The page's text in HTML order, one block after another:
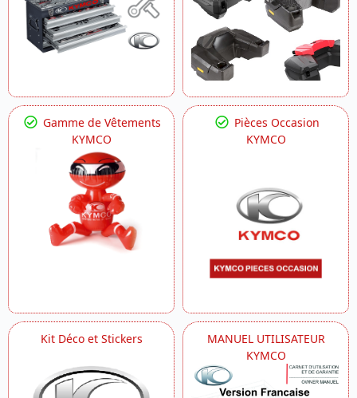
Gamme de Vêtements
KYMCO
Pièces Occasion
KYMCO
Kit Déco et Stickers
MANUEL UTILISATEUR
KYMCO